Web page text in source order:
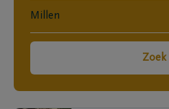
Zoek